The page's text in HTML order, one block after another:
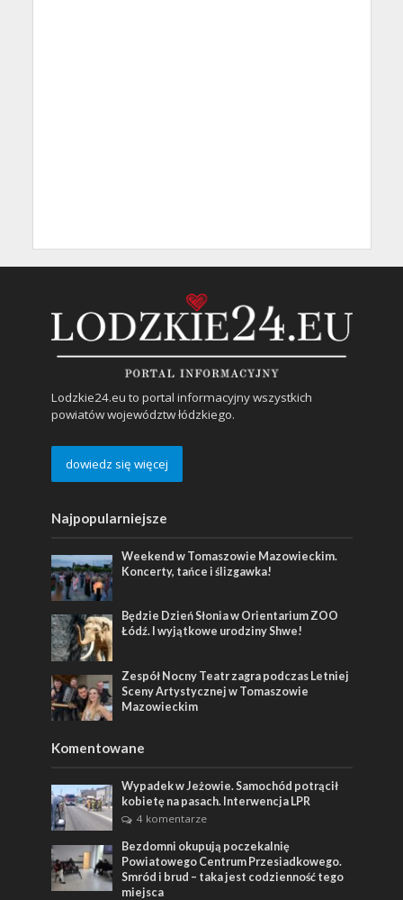
Lodzkie24.eu to portal informacyjny wszystkich
powiatów województw łódzkiego.
dowiedz się więcej
Najpopularniejsze
Weekend w Tomaszowie Mazowieckim.
Koncerty, tańce i ślizgawka!
Będzie Dzień Słonia w Orientarium ZOO
Łódź. I wyjątkowe urodziny Shwe!
Zespół Nocny Teatr zagra podczas Letniej
Sceny Artystycznej w Tomaszowie
Mazowieckim
Komentowane
Wypadek w Jeżowie. Samochód potrącił
kobietę na pasach. Interwencja LPR
4 komentarze
Bezdomni okupują poczekalnię
Powiatowego Centrum Przesiadkowego.
Smród i brud – taka jest codzienność tego
miejsca